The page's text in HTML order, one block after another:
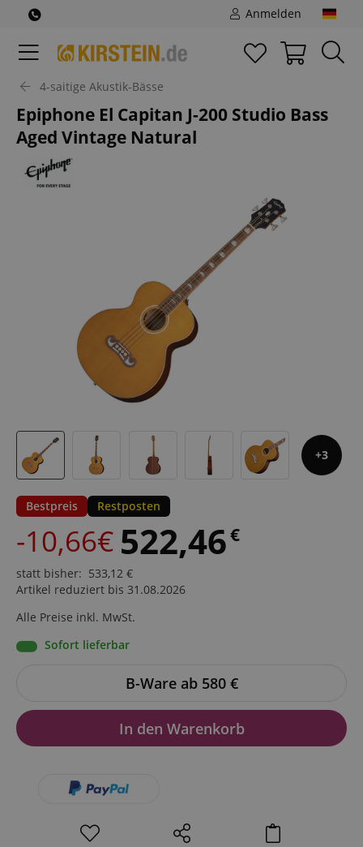
Anmelden
4-saitige Akustik-Bässe
Epiphone El Capitan J-200 Studio Bass
Aged Vintage Natural
3
Bestpreis Restposten
-10,66€ 522,46€
statt bisher: 533,12 €
Artikel reduziert bis 31.08.2026
Alle Preise inkl. MwSt.
Sofort lieferbar
B-Ware ab 580 €
In den Warenkorb